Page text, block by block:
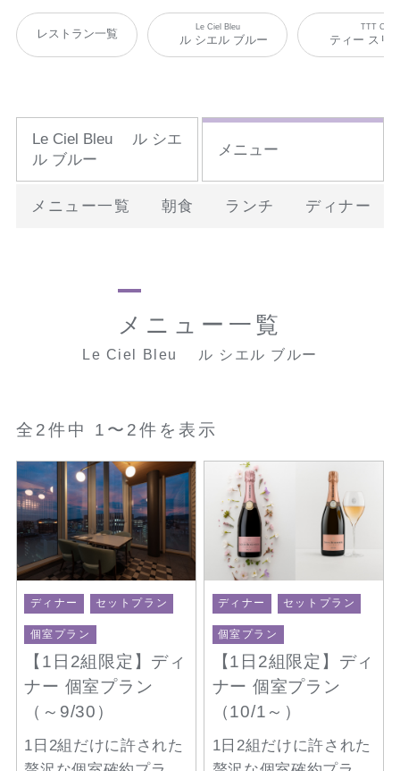
レストラン一覧
Le Ciel Bleu
ル シエル ブルー
TTT Cafe
ティー スリ
Le Ciel Bleu ル シエ
ル ブルー
メニュー
メニュー一覧 朝食 ランチ ディナー
メニュー一覧
Le Ciel Bleu ル シエル ブルー
全2件中 1〜2件を表示
ディナー セットプラン
個室プラン
【1日2組限定】ディ
ナー 個室プラン
（～9/30）
1日2組だけに許された
ディナー セットプラン
個室プラン
【1日2組限定】ディ
ナー 個室プラン
（10/1～）
1日2組だけに許された